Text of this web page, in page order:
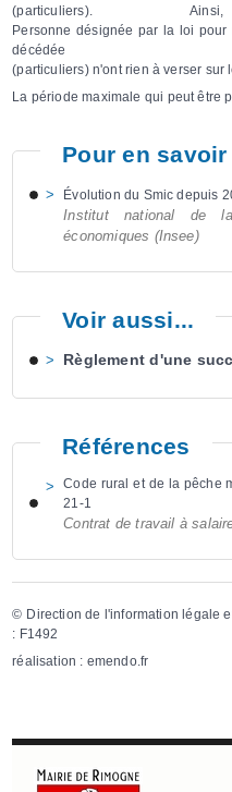
(particuliers).
Personne désignée par la loi
décédée
(particuliers) n'ont rien à verser sur
La période maximale qui peut être
Pour en
Évolution du Smic depuis
Institut national de
économiques (Insee)
Voir aussi...
Règlement d'une
Références
Code rural et de la pêche
21-1
Contrat de travail à
© Direction de l'information légale
: F1492
réalisation : emendo.fr